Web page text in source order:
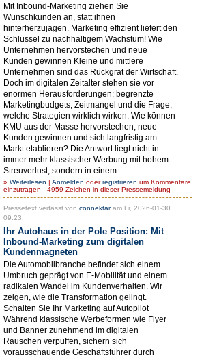
Mit Inbound-Marketing ziehen Sie
Wunschkunden an, statt ihnen
hinterherzujagen. Marketing effizient liefert den
Schlüssel zu nachhaltigem Wachstum! Wie
Unternehmen hervorstechen und neue
Kunden gewinnen Kleine und mittlere
Unternehmen sind das Rückgrat der Wirtschaft.
Doch im digitalen Zeitalter stehen sie vor
enormen Herausforderungen: begrenzte
Marketingbudgets, Zeitmangel und die Frage,
welche Strategien wirklich wirken. Wie können
KMU aus der Masse hervorstechen, neue
Kunden gewinnen und sich langfristig am
Markt etablieren? Die Antwort liegt nicht in
immer mehr klassischer Werbung mit hohem
Streuverlust, sondern in einem...
» Weiterlesen | Anmelden oderregistrieren um Kommentare
einzutragen - 4959 Zeichen in dieser Pressemeldung
Pressetext verfasst von connektaram Fr, 2026-01-30
09:23.
Ihr Autohaus in der Pole Position: Mit
Inbound-Marketing zum digitalen
Kundenmagneten
Die Automobilbranche befindet sich einem
Umbruch geprägt von E-Mobilität und einem
radikalen Wandel im Kundenverhalten. Wir
zeigen, wie die Transformation gelingt.
Schalten Sie Ihr Marketing auf Autopilot
Während klassische Werbeformen wie Flyer
und Banner zunehmend im digitalen
Rauschen verpuffen, sichern sich
vorausschauende Geschäftsführer durch